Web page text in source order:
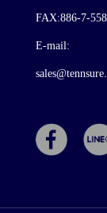
FAX:886-7-
E-mail: